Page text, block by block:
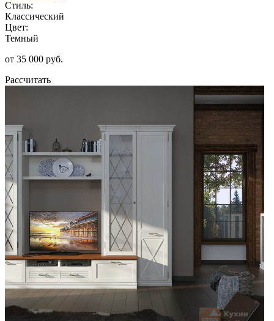
Стиль:
Классический
Цвет:
Темный
от 35 000 руб.
Рассчитать